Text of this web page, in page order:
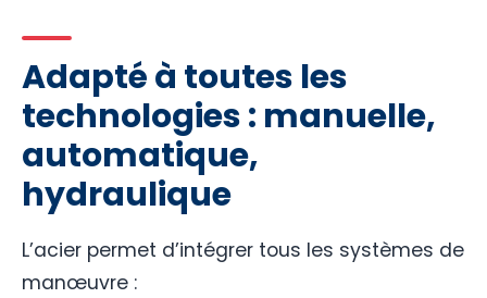
Adapté à toutes les
technologies : manuelle,
automatique,
hydraulique
L’acier permet d’intégrer tous les systèmes de
manœuvre :